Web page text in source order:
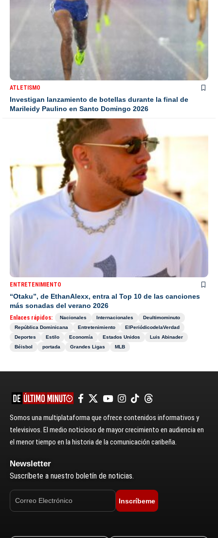
ATLETISMO
Investigan lanzamiento de botellas durante la final de
Marileidy Paulino en Santo Domingo 2026
ENTRETENIMIENTO
“Otaku”, de EthanAlexx, entra al Top 10 de las canciones
más sonadas del verano 2026
Enlaces rápidos: Nacionales Internacionales
Deultimominuto
República Dominicana
Entretenimiento
ElPeriódicodelaVerdad
Deportes
Estilo Economía Estados Unidos
Luis Abinader
Béisbol
portada Grandes Ligas MLB
Somos una multiplataforma que ofrece contenidos informativos y
televisivos. El medio noticioso de mayor crecimiento en audiencia en
el menor tiempo en la historia de la comunicación caribeña.
Newsletter
Suscríbete a nuestro boletín de noticias.
Inscríbeme